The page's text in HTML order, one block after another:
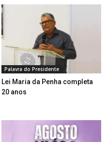
Palavra do Presidente
Lei Maria da Penha completa
20 anos